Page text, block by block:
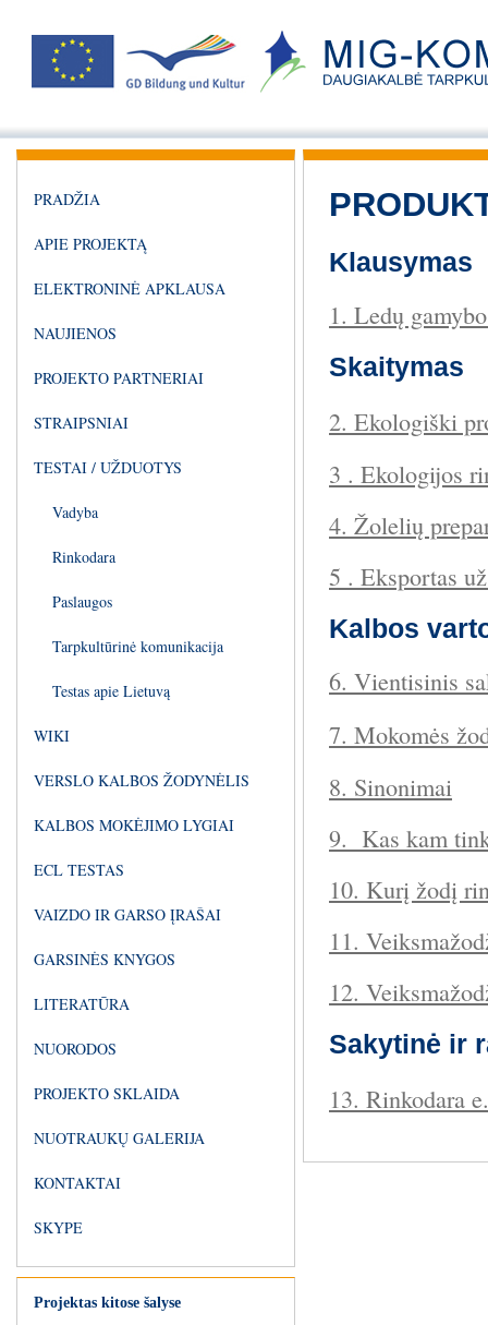
PRADŽIA
APIE PROJEKTĄ
ELEKTRONINĖ APKLAUSA
NAUJIENOS
PROJEKTO PARTNERIAI
STRAIPSNIAI
TESTAI / UŽDUOTYS
Vadyba
Rinkodara
Paslaugos
Tarpkultūrinė komunikacija
Testas apie Lietuvą
WIKI
VERSLO KALBOS ŽODYNĖLIS
KALBOS MOKĖJIMO LYGIAI
ECL TESTAS
VAIZDO IR GARSO ĮRAŠAI
GARSINĖS KNYGOS
LITERATŪRA
NUORODOS
PROJEKTO SKLAIDA
NUOTRAUKŲ GALERIJA
KONTAKTAI
SKYPE
Projektas kitose šalyse
Klausymas
1. Ledų
Skaitymas
2. Ekologiški
3 . Ekologijos
4. Žolelių
5 . Eksportas
Kalbos
6. Vientisinis
7. Mokomės
8. Sinonimai
9. Kas kam
10. Kurį žodį
11.
12.
Sakytinė ir
13. Rinkodara